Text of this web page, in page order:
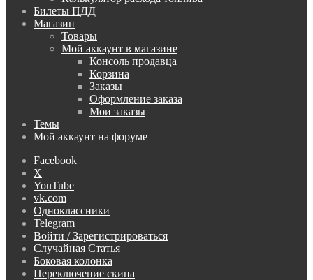
Билеты ПДД
Магазин
Товары
Мой аккаунт в магазине
Консоль продавца
Корзина
Заказы
Оформление заказа
Мои заказы
Темы
Мой аккаунт на форуме
Facebook
X
YouTube
vk.com
Одноклассники
Telegram
Войти / Зарегистрироваться
Случайная Статья
Боковая колонка
Переключение скина